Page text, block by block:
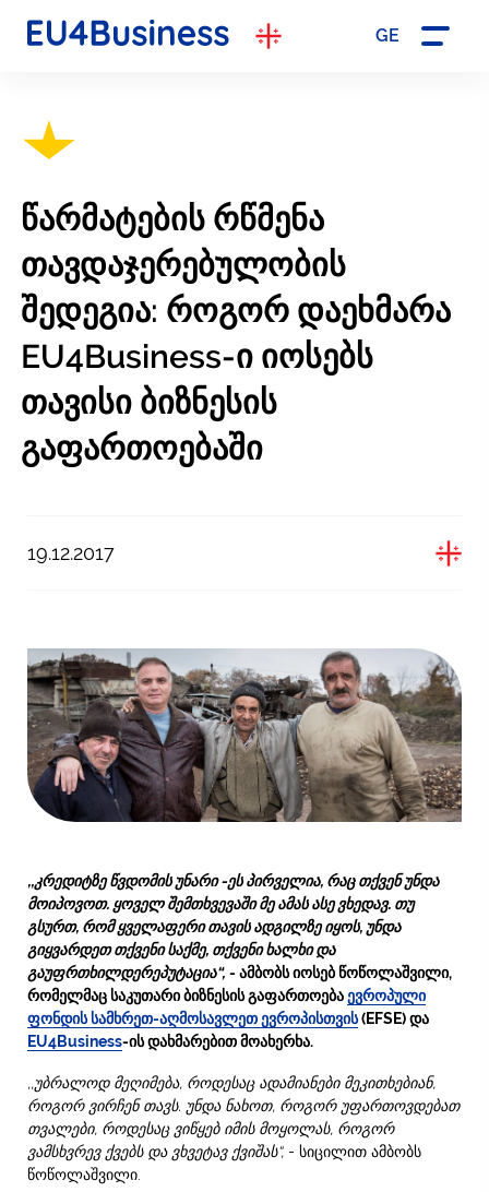
წარმატების რწმენა
თავდაჯერებულობის
შედეგია: როგორ დაეხმარა
EU4Business-ი იოსებს
თავისი ბიზნესის
გაფართოებაში
19.12.2017
,,კრედიტზე წვდომის უნარი -ეს პირველია, რაც თქვენ უნდა
მოიპოვოთ. ყოველ შემთხვევაში მე ამას ასე ვხედავ. თუ
გსურთ, რომ ყველაფერი თავის ადგილზე იყოს, უნდა
გიყვარდეთ თქვენი საქმე, თქვენი ხალხი და
გაუფრთხილდერეპუტაცია“, - ამბობს იოსებ წოწოლაშვილი,
რომელმაც საკუთარი ბიზნესის გაფართოებაევროპული
ფონდის სამხრეთ-აღმოსავლეთ ევროპისთვის(EFSE) და
EU4Business-ის დახმარებით მოახერხა.
,,უბრალოდ მეღიმება, როდესაც ადამიანები მეკითხებიან,
როგორ ვირჩენ თავს. უნდა ნახოთ, როგორ უფართოვდებათ
თვალები, როდესაც ვიწყებ იმის მოყოლას, როგორ
ვამსხვრევ ქვებს და ვხვეტავ ქვიშას“, - სიცილით ამბობს
წოწოლაშვილი.
GE